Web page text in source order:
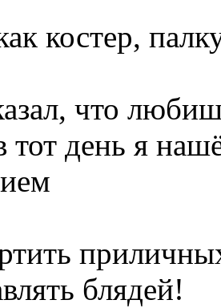
костеp,
что
тот день я
блядей!